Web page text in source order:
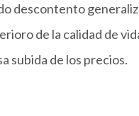
descontento
de la calidad de
subida de los precios.